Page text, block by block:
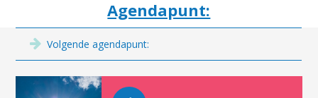
Agendapunt:
Volgende agendapunt: